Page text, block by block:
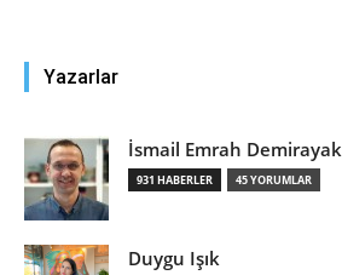
Yazarlar
İsmail Emrah Demirayak
931 HABERLER 45 YORUMLAR
Duygu Işık